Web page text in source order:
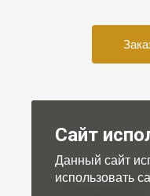
Сайт
Данный сайт
использовать